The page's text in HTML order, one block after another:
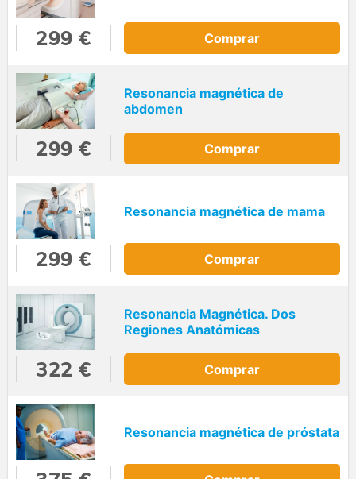
299 € Comprar
Resonancia magnética de
abdomen
299 € Comprar
Resonancia magnética de mama
299 € Comprar
Resonancia Magnética. Dos
Regiones Anatómicas
322 € Comprar
Resonancia magnética de próstata